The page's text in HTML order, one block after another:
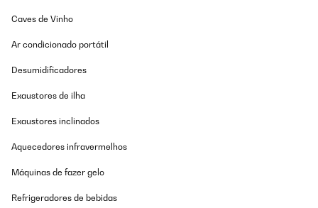
Caves de Vinho
Ar condicionado portátil
Desumidificadores
Exaustores de ilha
Exaustores inclinados
Aquecedores infravermelhos
Máquinas de fazer gelo
Refrigeradores de bebidas